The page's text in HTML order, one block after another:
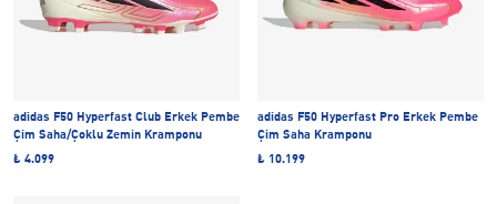
adidas F50 Hyperfast Club Erkek Pembe
Çim Saha/Çoklu Zemin Kramponu
₺ 4.099
adidas F50 Hyperfast Pro Erkek Pembe
Çim Saha Kramponu
₺ 10.199